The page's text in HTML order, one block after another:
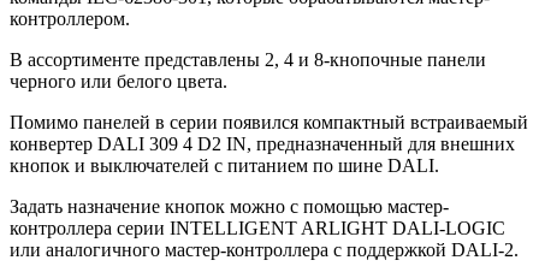
контроллером.
В ассортименте представлены 2, 4 и 8-кнопочные панели
черного или белого цвета.
Помимо панелей в серии появился компактный встраиваемый
конвертер DALI 309 4 D2 IN, предназначенный для внешних
кнопок и выключателей с питанием по шине DALI.
Задать назначение кнопок можно с помощью мастер-
контроллера серии INTELLIGENT ARLIGHT DALI-LOGIC
или аналогичного мастер-контроллера c поддержкой DALI-2.